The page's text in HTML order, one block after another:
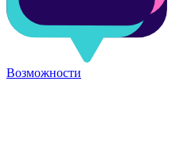
Возможности